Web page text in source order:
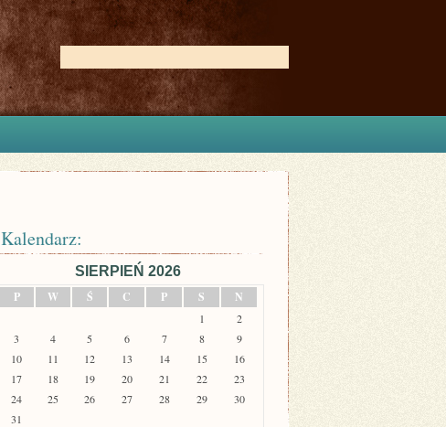
Kalendarz:
SIERPIEŃ 2026
P
W Ś C P S N
1
2
3
4 5 6 7 8
9
10
11 12 13 14 15
16
17
18 19 20 21 22
23
24
25 26 27 28 29
30
31